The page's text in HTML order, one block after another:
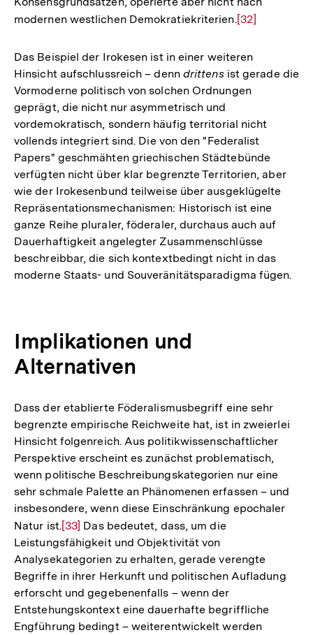
modernen westlichen Demokratiekriterien.Zur
der
Fußnote
[32]
Das Beispiel der Irokesen ist in einer weiteren
Hinsicht aufschlussreich – denn drittensist gerade die
Vormoderne politisch von solchen Ordnungen
geprägt, die nicht nur asymmetrisch und
vordemokratisch, sondern häufig territorial nicht
vollends integriert sind. Die von den "Federalist
Papers" geschmähten griechischen Städtebünde
verfügten nicht über klar begrenzte Territorien, aber
wie der Irokesenbund teilweise über ausgeklügelte
Repräsentationsmechanismen: Historisch ist eine
ganze Reihe pluraler, föderaler, durchaus auch auf
Dauerhaftigkeit angelegter Zusammenschlüsse
beschreibbar, die sich kontextbedingt nicht in das
moderne Staats- und Souveränitätsparadigma fügen.
Implikationen und
Alternativen
Dass der etablierte Föderalismusbegriff eine sehr
begrenzte empirische Reichweite hat, ist in zweierlei
Hinsicht folgenreich. Aus politikwissenschaftlicher
Perspektive erscheint es zunächst problematisch,
wenn politische Beschreibungskategorien nur eine
sehr schmale Palette an Phänomenen erfassen – und
insbesondere, wenn diese Einschränkung epochaler
Natur ist.Zur
Auflösung
der
Fußnote
[33] Das bedeutet, dass, um die
Leistungsfähigkeit und Objektivität von
Analysekategorien zu erhalten, gerade verengte
Begriffe in ihrer Herkunft und politischen Aufladung
erforscht und gegebenenfalls – wenn der
Entstehungskontext eine dauerhafte begriffliche
Engführung bedingt – weiterentwickelt werden